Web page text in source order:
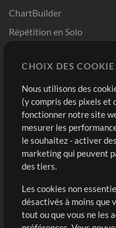
ChartBuilder
Répétition en Solo
Modèles ProPresenter
Sons
Boutique
Acheter des crédits
Contenu gratuit
Demander les pistes
Extras
Sessions
CHOIX DES
Nous utilisons des
(y compris des pixels et
fonctionner notre site
mesurer les
le souhaitez - activer
marketing qui peuvent
des tiers.
Les cookies non
désactivés à moins que
tout ou que vous ne les